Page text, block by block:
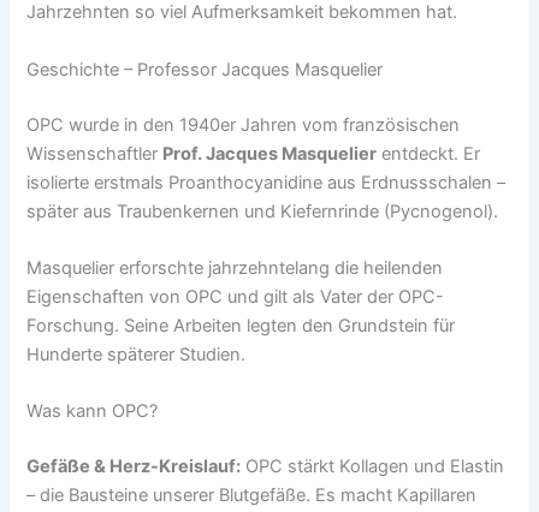
Jahrzehnten so viel Aufmerksamkeit bekommen hat.
Geschichte – Professor Jacques Masquelier
OPC wurde in den 1940er Jahren vom französischen
Wissenschaftler Prof. Jacques Masquelier entdeckt. Er
isolierte erstmals Proanthocyanidine aus Erdnussschalen –
später aus Traubenkernen und Kiefernrinde (Pycnogenol).
Masquelier erforschte jahrzehntelang die heilenden
Eigenschaften von OPC und gilt als Vater der OPC-
Forschung. Seine Arbeiten legten den Grundstein für
Hunderte späterer Studien.
Was kann OPC?
Gefäße & Herz-Kreislauf: OPC stärkt Kollagen und Elastin
– die Bausteine unserer Blutgefäße. Es macht Kapillaren